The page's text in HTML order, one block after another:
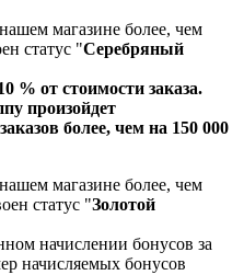
магазине более, чем
статус "Серебряный
% от стоимости заказа.
произойдет
более, чем на 150 000
магазине более, чем
статус "Золотой
начислении бонусов за
начисляемых бонусов